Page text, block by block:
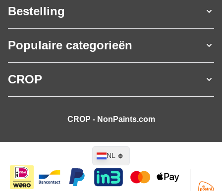
Bestelling
Populaire categorieën
CROP
CROP - NonPaints.com
Taal
NL